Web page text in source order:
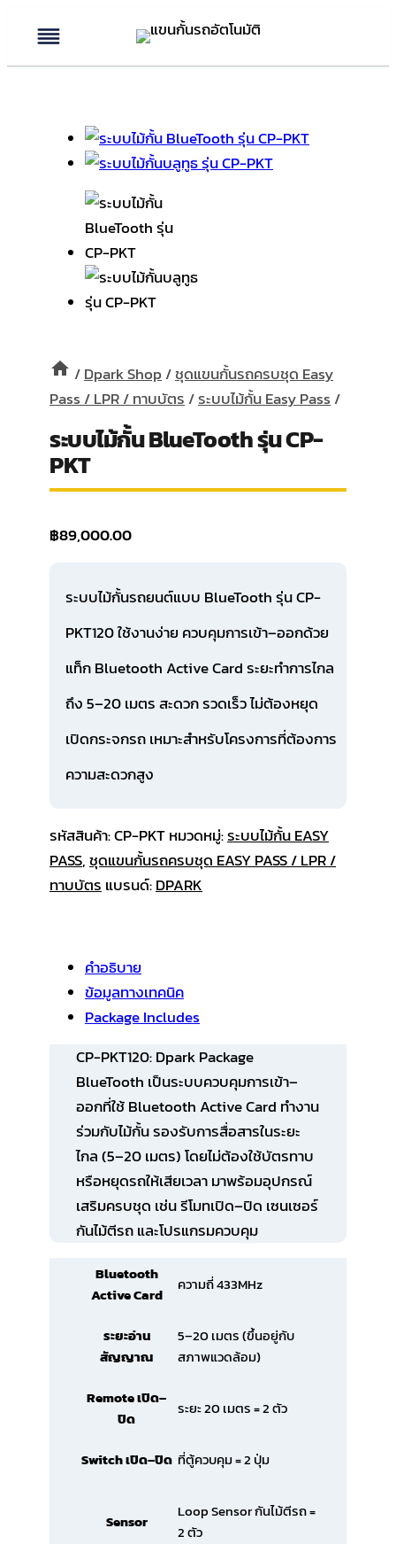
content
/Dpark Shop /ชุดแขนกั้นรถครบชุด Easy
Pass / LPR / ทาบบัตร /ระบบไม้กั้น Easy Pass /
ระบบไม้กั้น BlueTooth รุ่น CP-
PKT
฿89,000.00
ระบบไม้กั้นรถยนต์แบบ BlueTooth รุ่น CP-
PKT120ใช้งานง่าย ควบคุมการเข้า–ออกด้วย
แท็ก Bluetooth Active Card ระยะทำการไกล
ถึง 5–20 เมตร สะดวก รวดเร็ว ไม่ต้องหยุด
เปิดกระจกรถ เหมาะสำหรับโครงการที่ต้องการ
ความสะดวกสูง
รหัสสินค้า:CP-PKTหมวดหมู่:ระบบไม้กั้น EASY
PASS,ชุดแขนกั้นรถครบชุด EASY PASS / LPR /
ทาบบัตร แบรนด์:DPARK
คำอธิบาย
ข้อมูลทางเทคนิค
Package Includes
CP-PKT120: Dpark Package
BlueTooth เป็นระบบควบคุมการเข้า–
ออกที่ใช้Bluetooth Active Card ทำงาน
ร่วมกับไม้กั้น รองรับการสื่อสารในระยะ
ไกล (5–20 เมตร) โดยไม่ต้องใช้บัตรทาบ
หรือหยุดรถให้เสียเวลา มาพร้อมอุปกรณ์
เสริมครบชุด เช่น รีโมทเปิด–ปิด เซนเซอร์
กันไม้ตีรถ และโปรแกรมควบคุม
Bluetooth
Active Card
ความถี่ 433MHz
ระยะอ่าน
สัญญาณ
5–20 เมตร (ขึ้นอยู่กับ
สภาพแวดล้อม)
Remote เปิด–
ปิด
ระยะ 20 เมตร = 2 ตัว
Switch เปิด–ปิด ที่ตู้ควบคุม = 2 ปุ่ม
Sensor
Loop Sensor กันไม้ตีรถ =
2 ตัว